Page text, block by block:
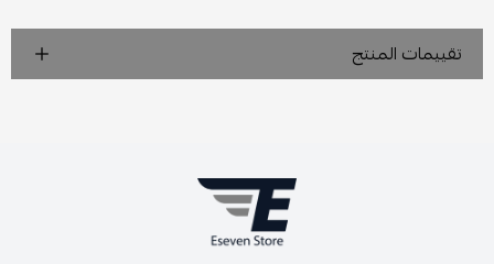
تقييمات المنتج